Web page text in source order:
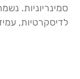
סמינריוניות.
לדיסקרטיות,